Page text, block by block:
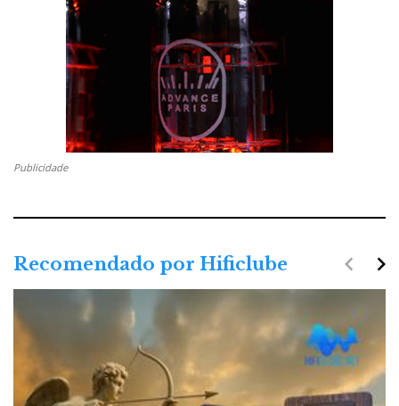
Publicidade
Recomendado por Hificlube navigate_next
navigate_before